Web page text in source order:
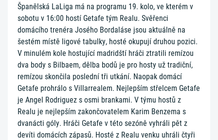
Španělská LaLiga má na programu 19. kolo, ve kterém v
sobotu v 16:00 hostí Getafe tým Realu. Svěřenci
domácího trenéra Josého Bordaláse jsou aktuálně na
šestém místě ligové tabulky, hosté okupují druhou pozici.
V minulém kole hostující madridští hráči ztratili remízou
dva body s Bilbaem, dělba bodů je pro hosty už tradiční,
remízou skončila poslední tři utkání. Naopak domácí
Getafe prohrálo s Villarrealem. Nejlepším střelcem Getafe
je Angel Rodriguez s osmi brankami. V týmu hostů z
Realu je nejlepším zakončovatelem Karim Benzema s
dvanácti góly. Hráči Getafe v této sezóně vyhráli pět z
devíti domácích zápasů. Hosté z Realu venku uhráli čtyři